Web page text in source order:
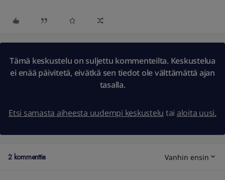
Tämä keskustelu on suljettu kommenteilta. Keskustelua
ei enää päivitetä, eivätkä sen tiedot ole välttämättä ajan
tasalla.
Etsi samasta aiheesta uudempi keskustelu tai aloita uusi.
2 kommenttia Vanhin ensin